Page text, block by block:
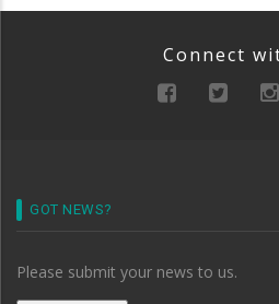
Connect
GOT NEWS?
Please submit your news to us.